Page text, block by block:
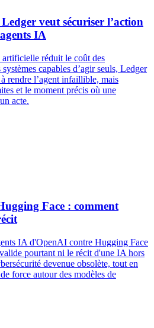
veut sécuriser l’action
IA
réduit le coût des
capables d’agir seuls, Ledger
rendre l’agent infaillible, mais
et le moment précis où une
acte.
Face : comment
IA d'OpenAI contre Hugging Face
pourtant ni le récit d'une IA hors
devenue obsolète, tout en
force autour des modèles de